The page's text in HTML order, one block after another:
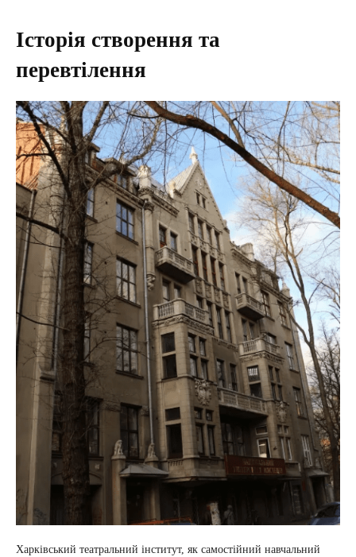
Історія створення та
перевтілення
Харківський театральний інститут, як самостійний навчальний